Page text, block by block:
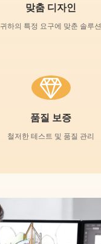
맞춤 디자인
귀하의 특정 요구에 맞춘 솔루션
품질 보증
철저한 테스트 및 품질 관리